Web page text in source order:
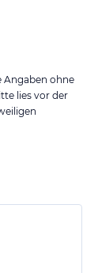
Angaben ohne
lies vor der